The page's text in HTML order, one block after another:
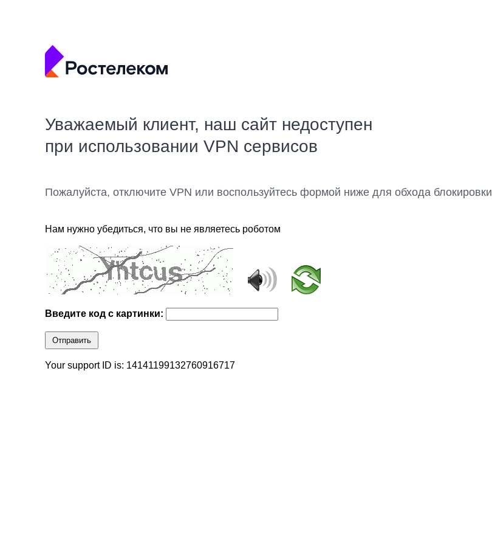
Уважаемый клиент, наш сайт недоступен
при использовании VPN сервисов
Пожалуйста, отключите VPN или воспользуйтесь формой ниже для обхода блокировки
Нам нужно убедиться, что вы не являетесь роботом
Введите код с картинки:
Отправить
Your support ID is: 14141199132760916717